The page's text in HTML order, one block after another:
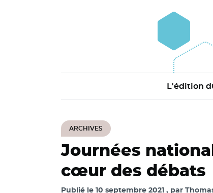
L'édition
ARCHIVES
Journées
cœur des débats
Publié le 10 septembre 2021 par